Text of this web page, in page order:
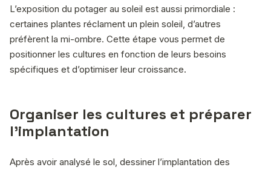
L’exposition du potager au soleil est aussi primordiale :
certaines plantes réclament un plein soleil, d’autres
préfèrent la mi-ombre. Cette étape vous permet de
positionner les cultures en fonction de leurs besoins
spécifiques et d’optimiser leur croissance.
Organiser les cultures et préparer
l’implantation
Après avoir analysé le sol, dessiner l’implantation des